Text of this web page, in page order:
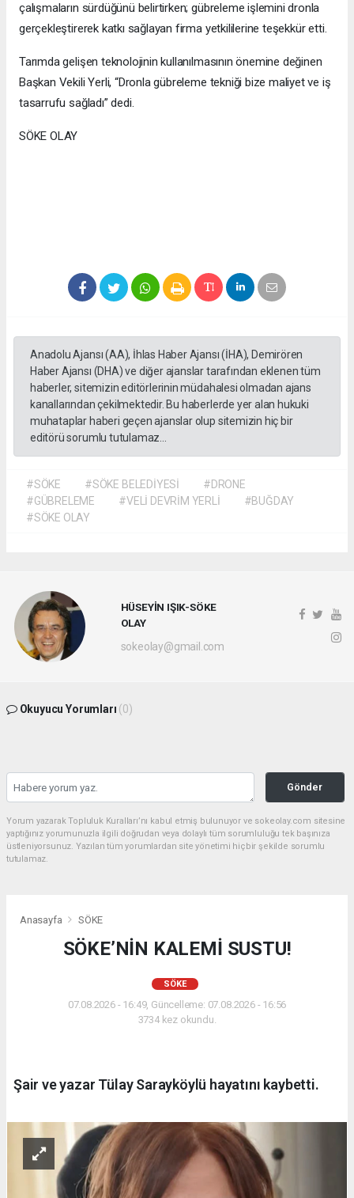
çalışmaların sürdüğünü belirtirken; gübreleme işlemini dronla
gerçekleştirerek katkı sağlayan firma yetkililerine teşekkür etti.
Tarımda gelişen teknolojinin kullanılmasının önemine değinen
Başkan Vekili Yerli, “Dronla gübreleme tekniği bize maliyet ve iş
tasarrufu sağladı” dedi.
SÖKE OLAY
Anadolu Ajansı (AA), İhlas Haber Ajansı (İHA), Demirören
Haber Ajansı (DHA) ve diğer ajanslar tarafından eklenen tüm
haberler, sitemizin editörlerinin müdahalesi olmadan ajans
kanallarından çekilmektedir. Bu haberlerde yer alan hukuki
muhataplar haberi geçen ajanslar olup sitemizin hiç bir
editörü sorumlu tutulamaz...
#SÖKE #SÖKE BELEDİYESİ
#DRONE
#GÜBRELEME
#VELİ DEVRİM YERLİ
#BUĞDAY
#SÖKE OLAY
HÜSEYİN IŞIK-SÖKE
OLAY
sokeolay@gmail.com
Okuyucu Yorumları (0)
Gönder
Yorum yazarak Topluluk Kuralları’nı kabul etmiş bulunuyor ve sokeolay.com sitesine
yaptığınız yorumunuzla ilgili doğrudan veya dolaylı tüm sorumluluğu tek başınıza
üstleniyorsunuz. Yazılan tüm yorumlardan site yönetimi hiçbir şekilde sorumlu
tutulamaz.
Anasayfa SÖKE
SÖKE’NİN KALEMİ SUSTU!
SÖKE
07.08.2026 - 16:49, Güncelleme: 07.08.2026 - 16:56
3734 kez okundu.
Şair ve yazar Tülay Sarayköylü hayatını kaybetti.